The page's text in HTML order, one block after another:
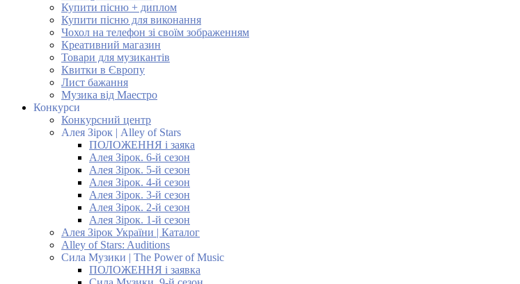
Купити пісню + диплом
Купити пісню для виконання
Чохол на телефон зі своїм зображенням
Креативний магазин
Товари для музикантів
Квитки в Європу
Лист бажання
Музика від Маестро
Конкурси
Конкурсний центр
Алея Зірок | Alley of Stars
ПОЛОЖЕННЯ і заяка
Алея Зірок. 6-й сезон
Алея Зірок. 5-й сезон
Алея Зірок. 4-й сезон
Алея Зірок. 3-й сезон
Алея Зірок. 2-й сезон
Алея Зірок. 1-й сезон
Алея Зірок України | Каталог
Alley of Stars: Auditions
Сила Музики | The Power of Music
ПОЛОЖЕННЯ і заявка